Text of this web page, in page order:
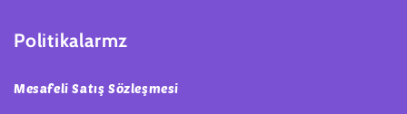
Politikalarmz
Mesafeli Satış Sözleşmesi